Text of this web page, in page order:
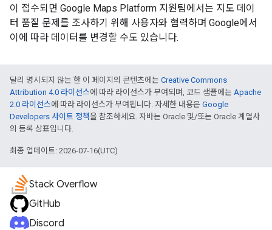
이 접수되면 Google Maps Platform 지원팀에서는 지도 데이
터 품질 문제를 조사하기 위해 사용자와 협력하며 Google에서
이에 따라 데이터를 변경할 수도 있습니다.
달리 명시되지 않는 한 이 페이지의 콘텐츠에는 Creative Commons
Attribution 4.0 라이선스에 따라 라이선스가 부여되며, 코드 샘플에는 Apache
2.0 라이선스에 따라 라이선스가 부여됩니다. 자세한 내용은 Google
Developers 사이트 정책을 참조하세요. 자바는 Oracle 및/또는 Oracle 계열사
의 등록 상표입니다.
최종 업데이트: 2026-07-16(UTC)
Stack Overflow
GitHub
Discord